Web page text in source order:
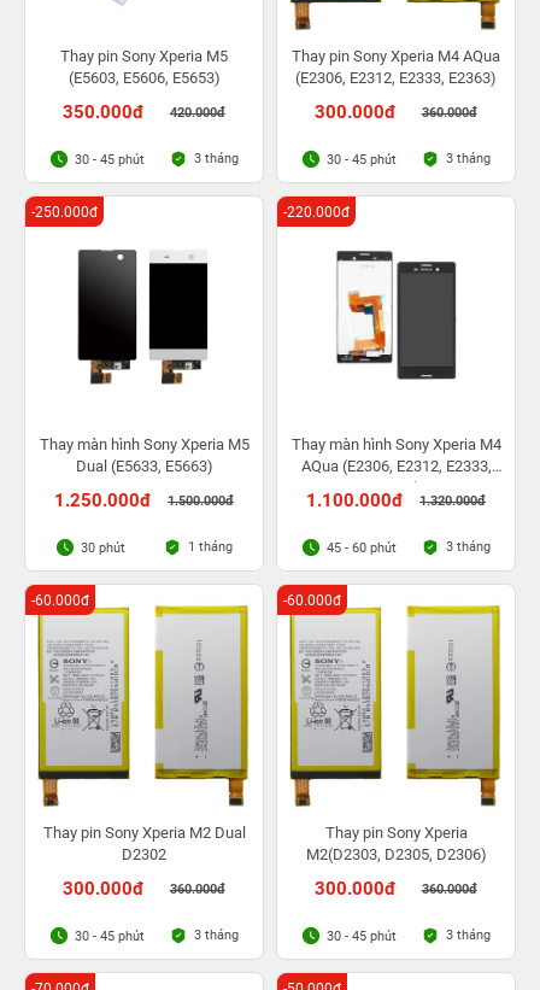
Thay pin Sony Xperia M5
(E5603, E5606, E5653)
350.000đ 420.000đ
30 - 45 phút 3 tháng
Thay pin Sony Xperia M4 AQua
(E2306, E2312, E2333, E2363)
300.000đ 360.000đ
30 - 45 phút 3 tháng
Thay màn hình Sony Xperia M5
Dual (E5633, E5663)
1.250.000đ 1.500.000đ
-250.000đ
30 phút 1 tháng
Thay màn hình Sony Xperia M4
AQua (E2306, E2312, E2333,
E2363)
1.100.000đ 1.320.000đ
-220.000đ
45 - 60 phút 3 tháng
Thay pin Sony Xperia M2 Dual
D2302
300.000đ 360.000đ
-60.000đ
30 - 45 phút 3 tháng
Thay pin Sony Xperia
M2(D2303, D2305, D2306)
300.000đ 360.000đ
-60.000đ
30 - 45 phút 3 tháng